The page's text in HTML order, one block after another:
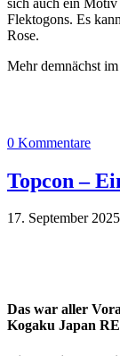
Flektogons. Es
Rose.
Mehr demnächst
0 Kommentare
Topcon –
17. September
Das war aller
Kogaku Japan